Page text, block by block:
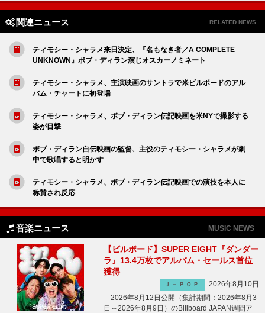
関連ニュース RELATED NEWS
ティモシー・シャラメ来日決定、『名もなき者／A COMPLETE
UNKNOWN』ボブ・ディラン演じオスカーノミネート
ティモシー・シャラメ、主演映画のサントラで米ビルボードのアル
バム・チャートに初登場
ティモシー・シャラメ、ボブ・ディラン伝記映画を米NYで撮影する
姿が目撃
ボブ・ディラン自伝映画の監督、主役のティモシー・シャラメが劇
中で歌唱すると明かす
ティモシー・シャラメ、ボブ・ディラン伝記映画での演技を本人に
称賛され反応
音楽ニュース MUSIC NEWS
【ビルボード】SUPER EIGHT『ダンダー
ラ』13.4万枚でアルバム・セールス首位
獲得
Ｊ－ＰＯＰ
2026年8月10日
2026年8月12日公開（集計期間：2026年8月3
日～2026年8月9日）のBillboard JAPAN週間ア